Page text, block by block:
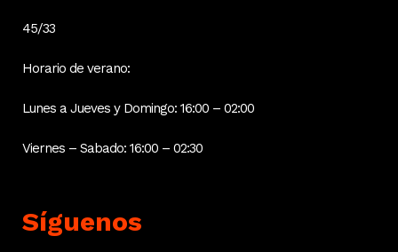
45/33
Horario de verano:
Lunes a Jueves y Domingo: 16:00 – 02:00
Viernes – Sabado: 16:00 – 02:30
Síguenos